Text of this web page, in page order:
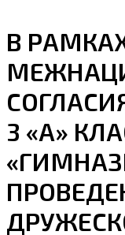
В
3 «А»